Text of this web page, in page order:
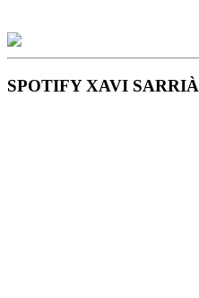
SPOTIFY XAVI SARRIÀ